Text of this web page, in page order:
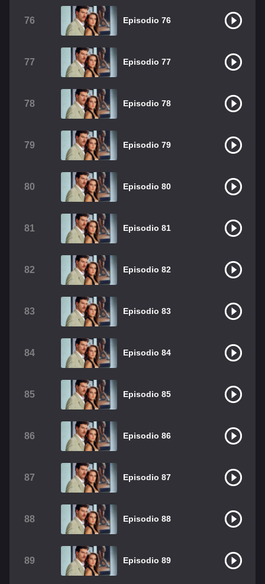
76 Episodio 76
77 Episodio 77
78 Episodio 78
79 Episodio 79
80 Episodio 80
81 Episodio 81
82 Episodio 82
83 Episodio 83
84 Episodio 84
85 Episodio 85
86 Episodio 86
87 Episodio 87
88 Episodio 88
89 Episodio 89